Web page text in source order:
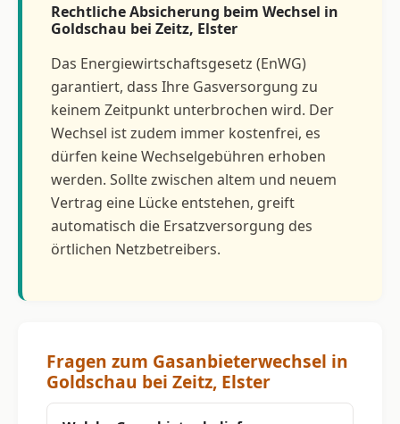
Rechtliche Absicherung beim Wechsel in
Goldschau bei Zeitz, Elster
Das Energiewirtschaftsgesetz (EnWG)
garantiert, dass Ihre Gasversorgung zu
keinem Zeitpunkt unterbrochen wird. Der
Wechsel ist zudem immer kostenfrei, es
dürfen keine Wechselgebühren erhoben
werden. Sollte zwischen altem und neuem
Vertrag eine Lücke entstehen, greift
automatisch die Ersatzversorgung des
örtlichen Netzbetreibers.
Fragen zum Gasanbieterwechsel in
Goldschau bei Zeitz, Elster